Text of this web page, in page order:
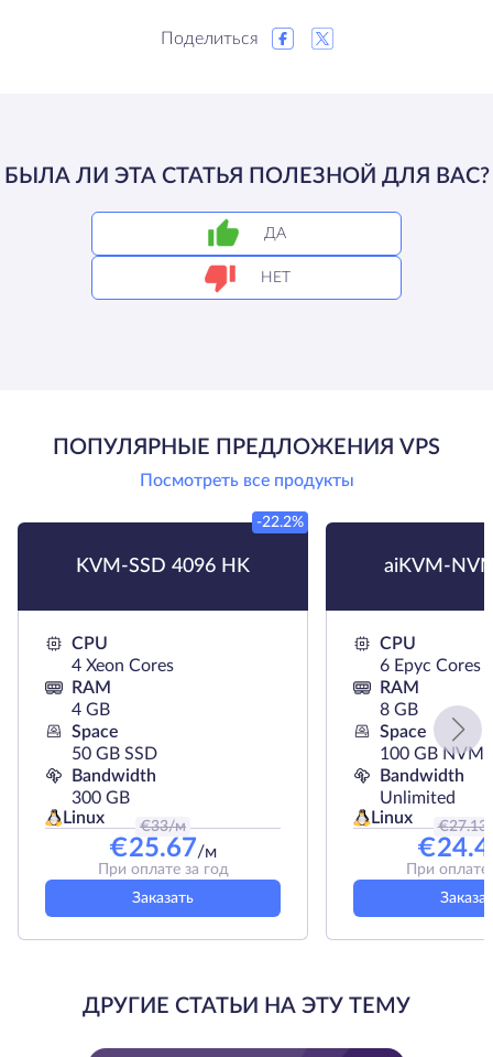
Поделиться
БЫЛА ЛИ ЭТА СТАТЬЯ ПОЛЕЗНОЙ ДЛЯ ВАС?
ДА
НЕТ
ПОПУЛЯРНЫЕ ПРЕДЛОЖЕНИЯ VPS
Посмотреть все продукты
KVM-SSD 4096 HK
-22.2%
CPU
4 Xeon Cores
RAM
4 GB
Space
50 GB SSD
Bandwidth
300 GB
Linux
€33/м
€25.67/м
При оплате за год
Заказать
aiKVM-
CPU
6 Epyc Cores
RAM
8 GB
Space
100 GB NVMe
Bandwidth
Unlimited
Linux
€27.13
€
При оплате
ДРУГИЕ СТАТЬИ НА ЭТУ ТЕМУ